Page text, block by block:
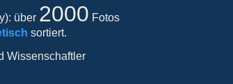
über 2000 Fotos
sortiert.
Wissenschaftler